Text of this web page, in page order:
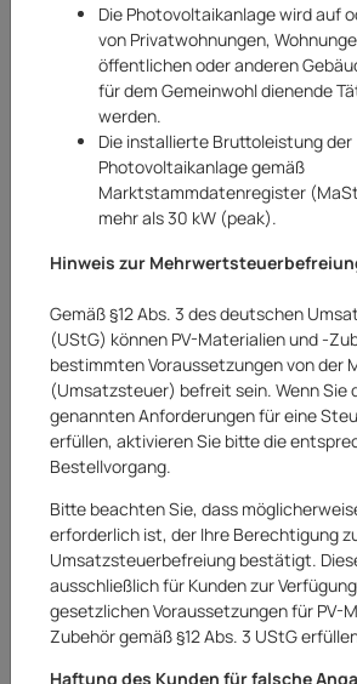
Balkonmöbel-Set
Balkonset Willmar 3-teilig
20252506AR
Die Photovoltaikanlage wird auf
von Privatwohnungen,
öffentlichen oder anderen
für dem Gemeinwohl dienende
werden.
Die installierte Bruttoleistung der
Photovoltaikanlage gemäß
Marktstammdatenregister
mehr als 30 kW (peak).
Hinweis zur
Gemäß §12 Abs. 3 des deutschen
(UStG) können PV-Materialien und -
bestimmten Voraussetzungen von der
(Umsatzsteuer) befreit sein. Wenn Sie
genannten Anforderungen für eine
erfüllen, aktivieren Sie bitte die
Bestellvorgang.
Bitte beachten Sie, dass
erforderlich ist, der Ihre Berechtigung
Umsatzsteuerbefreiung bestätigt.
ausschließlich für Kunden zur
gesetzlichen Voraussetzungen für PV-
Zubehör gemäß §12 Abs. 3 UStG
Haftung des Kunden für falsche